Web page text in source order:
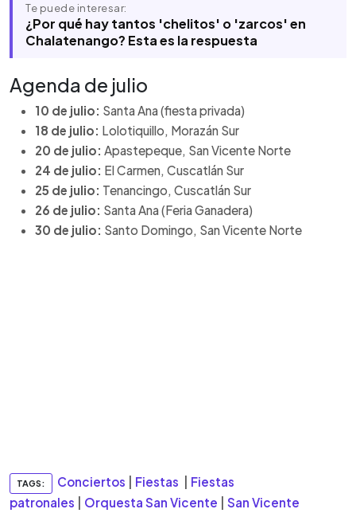
Te puede interesar:
¿Por qué hay tantos 'chelitos' o 'zarcos' en
Chalatenango? Esta es la respuesta
Agenda de julio
10 de julio: Santa Ana (fiesta privada)
18 de julio: Lolotiquillo, Morazán Sur
20 de julio: Apastepeque, San Vicente Norte
24 de julio: El Carmen, Cuscatlán Sur
25 de julio: Tenancingo, Cuscatlán Sur
26 de julio: Santa Ana (Feria Ganadera)
30 de julio: Santo Domingo, San Vicente Norte
TAGS: Conciertos Fiestas
Fiestas
patronales
Orquesta San Vicente San Vicente